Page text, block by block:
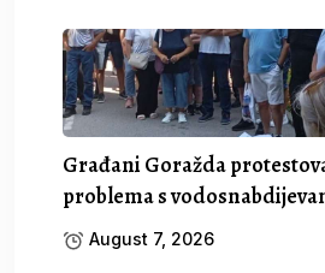
Građani Goražda
problema s
August 7, 2026